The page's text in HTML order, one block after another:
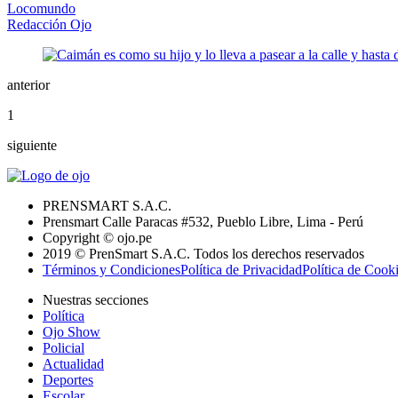
Locomundo
Redacción Ojo
anterior
1
siguiente
PRENSMART S.A.C.
Prensmart Calle Paracas #532, Pueblo Libre, Lima - Perú
Copyright © ojo.pe
2019 © PrenSmart S.A.C. Todos los derechos reservados
Términos y CondicionesPolítica de PrivacidadPolítica de
Nuestras secciones
Política
Ojo Show
Policial
Actualidad
Deportes